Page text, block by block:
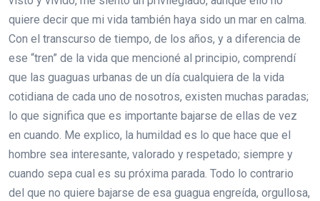
quiere decir que mi vida también haya sido un mar en calma.
Con el transcurso de tiempo, de los años, y a diferencia de
ese “tren” de la vida que mencioné al principio, comprendí
que las guaguas urbanas de un día cualquiera de la vida
cotidiana de cada uno de nosotros, existen muchas paradas;
lo que significa que es importante bajarse de ellas de vez
en cuando. Me explico, la humildad es lo que hace que el
hombre sea interesante, valorado y respetado; siempre y
cuando sepa cual es su próxima parada. Todo lo contrario
del que no quiere bajarse de esa guagua engreída, orgullosa,